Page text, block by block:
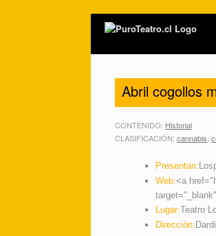
Abril cogollos
CONTENIDO: Historial
CLASIFICACIÓN: cannabis
Presentan:
Web:<a
Lugar:Teatro
Dirección: